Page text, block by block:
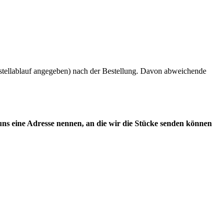
angegeben) nach der Bestellung. Davon abweichende
eine Adresse nennen, an die wir die Stücke senden können